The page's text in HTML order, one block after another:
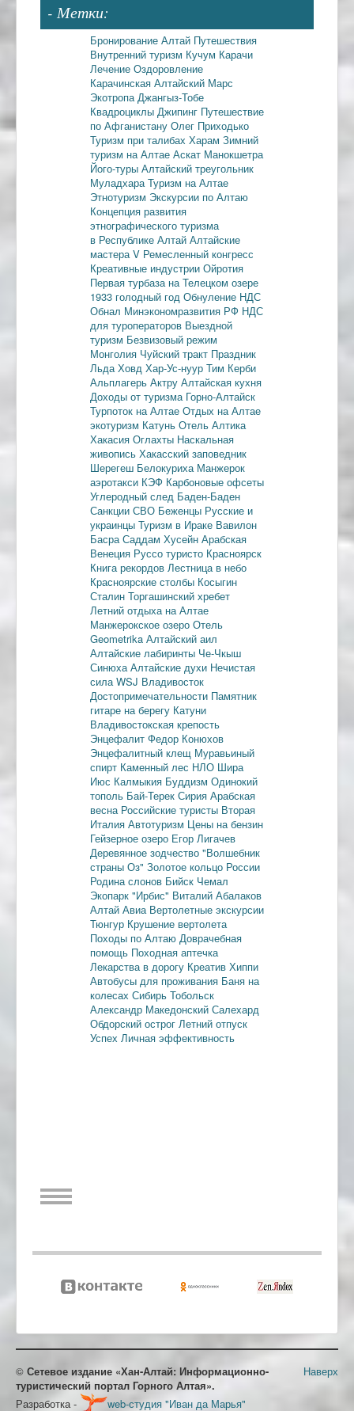
- Метки:
Бронирование Алтай Путешествия
Внутренний туризм Кучум Карачи
Лечение Оздоровление
Карачинская Алтайский Марс
Экотропа Джангыз-Тобе
Квадроциклы Джипинг Путешествие
по Афганистану Олег Приходько
Туризм при талибах Харам Зимний
туризм на Алтае Аскат Манокшетра
Його-туры Алтайский треугольник
Муладхара Туризм на Алтае
Этнотуризм Экскурсии по Алтаю
Концепция развития
этнографического туризма
в Республике Алтай Алтайские
мастера V Ремесленный конгресс
Креативные индустрии Ойротия
Первая турбаза на Телецком озере
1933 голодный год Обнуление НДС
Обнал Минэкономразвития РФ НДС
для туроператоров Выездной
туризм Безвизовый режим
Монголия Чуйский тракт Праздник
Льда Ховд Хар-Ус-нуур Тим Керби
Альплагерь Актру Алтайская кухня
Доходы от туризма Горно-Алтайск
Турпоток на Алтае Отдых на Алтае
экотуризм Катунь Отель Алтика
Хакасия Оглахты Наскальная
живопись Хакасский заповедник
Шерегеш Белокуриха Манжерок
аэротакси КЭФ Карбоновые офсеты
Углеродный след Баден-Баден
Санкции СВО Беженцы Русские и
украинцы Туризм в Ираке Вавилон
Басра Саддам Хусейн Арабская
Венеция Руссо туристо Красноярск
Книга рекордов Лестница в небо
Красноярские столбы Косыгин
Сталин Торгашинский хребет
Летний отдыха на Алтае
Манжерокское озеро Отель
Geometrika Алтайский аил
Алтайские лабиринты Че-Чкыш
Синюха Алтайские духи Нечистая
сила WSJ Владивосток
Достопримечательности Памятник
гитаре на берегу Катуни
Владивостокская крепость
Энцефалит Федор Конюхов
Энцефалитный клещ Муравьиный
спирт Каменный лес НЛО Шира
Июс Калмыкия Буддизм Одинокий
тополь Бай-Терек Сирия Арабская
весна Российские туристы Вторая
Италия Автотуризм Цены на бензин
Гейзерное озеро Егор Лигачев
Деревянное зодчество "Волшебник
страны Оз" Золотое кольцо России
Родина слонов Бийск Чемал
Экопарк "Ирбис" Виталий Абалаков
Алтай Авиа Вертолетные экскурсии
Тюнгур Крушение вертолета
Походы по Алтаю Доврачебная
помощь Походная аптечка
Лекарства в дорогу Креатив Хиппи
Автобусы для проживания Баня на
колесах Сибирь Тобольск
Александр Македонский Салехард
Обдорский острог Летний отпуск
Успех Личная эффективность
Наверх
© Сетевое издание «Хан-Алтай: Информационно-
туристический портал Горного Алтая».
Разработка -
web-студия "Иван да Марья"